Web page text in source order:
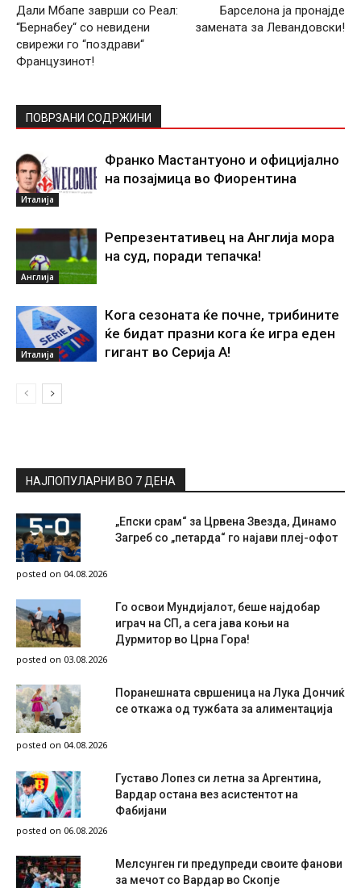
Дали Мбапе заврши со Реал:
“Бернабеу“ со невидени
свирежи го “поздрави“
Французинот!
Барселона ја пронајде
замената за Левандовски!
ПОВРЗАНИ СОДРЖИНИ
Италија
Франко Мастантуоно и официјално
на позајмица во Фиорентина
Англија
Репрезентативец на Англија мора
на суд, поради тепачка!
Италија
Кога сезоната ќе почне, трибините
ќе бидат празни кога ќе игра еден
гигант во Серија А!
НАЈПОПУЛАРНИ ВО 7 ДЕНА
„Епски срам“ за Црвена Звезда, Динамо
Загреб со „петарда“ го најави плеј-офот
posted on 04.08.2026
Го освои Мундијалот, беше најдобар
играч на СП, а сега јава коњи на
Дурмитор во Црна Гора!
posted on 03.08.2026
Поранешната свршеница на Лука Дончиќ
се откажа од тужбата за алиментација
posted on 04.08.2026
Густаво Лопез си летна за Аргентина,
Вардар остана вез асистентот на
Фабијани
posted on 06.08.2026
Мелсунген ги предупреди своите фанови
за мечот со Вардар во Скопје